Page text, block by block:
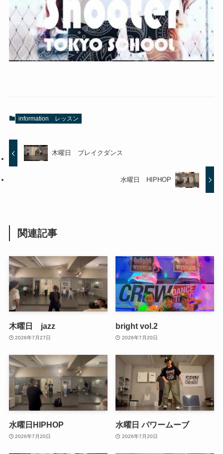
information レッスン
木曜日 ブレイクダンス
水曜日 HIPHOP
関連記事
木曜日 jazz
2026年7月27日
bright vol.2
2026年7月20日
水曜日HIPHOP
2026年7月20日
水曜日 パワームーブ
2026年7月20日